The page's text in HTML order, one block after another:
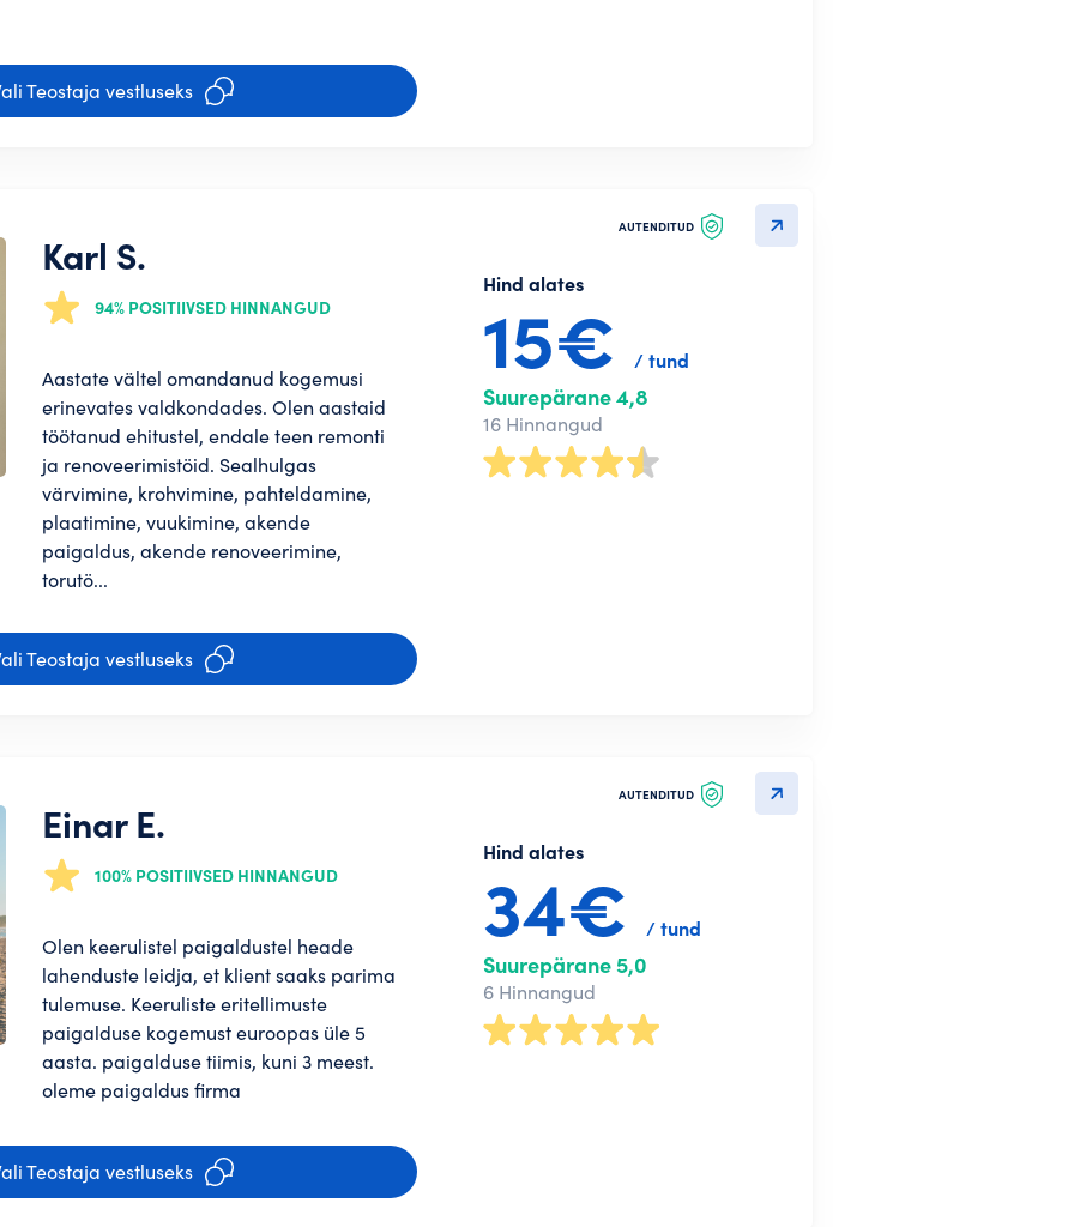
Teostaja vestluseks
AUTENDITUD
Karl S.
94% POSITIIVSED HINNANGUD
Aastate vältel omandanud kogemusi
erinevates valdkondades. Olen aastaid
töötanud ehitustel, endale teen remonti
ja renoveerimistöid. Sealhulgas
värvimine, krohvimine, pahteldamine,
plaatimine, vuukimine, akende
paigaldus, akende renoveerimine,
torutö...
Teostaja vestluseks
Hind alates
15€ / tund
Suurepärane 4,8
16 Hinnangud
AUTENDITUD
Einar E.
100% POSITIIVSED HINNANGUD
Olen keerulistel paigaldustel heade
lahenduste leidja, et klient saaks parima
tulemuse. Keeruliste eritellimuste
paigalduse kogemust euroopas üle 5
aasta. paigalduse tiimis, kuni 3 meest.
oleme paigaldus firma
Teostaja vestluseks
Hind alates
34€ / tund
Suurepärane 5,0
6 Hinnangud
parooli?
saadame
PAROOL*
jaPrivaatsuspoliitika*
saad
panna!
ja konto ongi loodud.
Teostaja profiili. Mida terviklikum
soovivad Tellijad Sinuga
kokkulepetele suurepäraste
loomist